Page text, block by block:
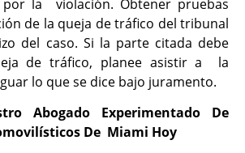
por la violación. Obtener pruebas
de la queja de tráfico del tribunal
del caso. Si la parte citada debe
de tráfico, planee asistir a la
lo que se dice bajo juramento.
Abogado Experimentado De
De Miami Hoy